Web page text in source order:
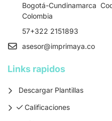
Bogotá-Cundinamarca
Colombia
57+322 2151893
asesor@imprimaya.co
Links rapidos
Descargar Plantillas
Calificaciones
Calificaciones